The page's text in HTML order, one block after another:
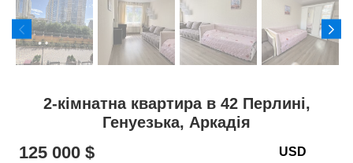
2-кімнатна квартира в 42 Перлині,
Генуезька, Аркадія
125 000 $